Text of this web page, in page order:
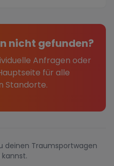
nicht gefunden?
Anfragen oder
für alle
Standorte.
deinen Traumsportwagen